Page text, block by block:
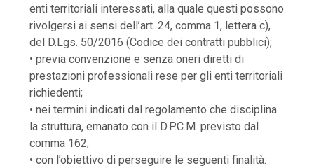
enti territoriali interessati, alla quale questi possono
rivolgersi ai sensi dell’art. 24, comma 1, lettera c),
del D.Lgs. 50/2016 (Codice dei contratti pubblici);
• previa convenzione e senza oneri diretti di
prestazioni professionali rese per gli enti territoriali
richiedenti;
• nei termini indicati dal regolamento che disciplina
la struttura, emanato con il D.P.C.M. previsto dal
comma 162;
• con l’obiettivo di perseguire le seguenti finalità: